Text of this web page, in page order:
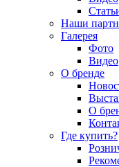
Наши
Галерея
Фото
Видео
О бренде
О
Где купить?